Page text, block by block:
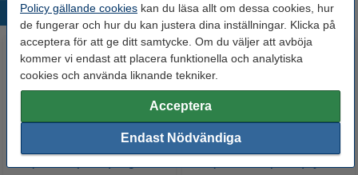
Policy gällande cookies kan du läsa allt om dessa cookies, hur
de fungerar och hur du kan justera dina inställningar. Klicka på
acceptera för att ge ditt samtycke. Om du väljer att avböja
kommer vi endast att placera funktionella och analytiska
cookies och använda liknande tekniker.
Acceptera
Endast Nödvändiga
Populära produkter